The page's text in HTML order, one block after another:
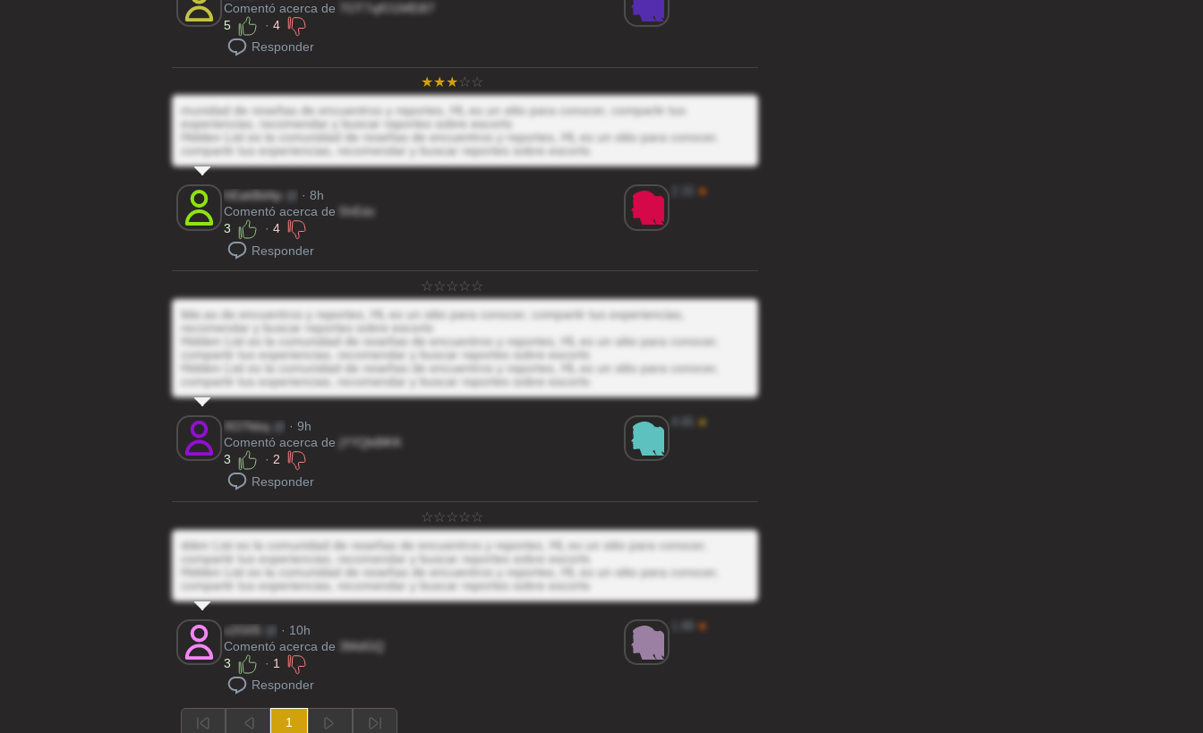
Comentó acerca de
7OT7qfO1MEi87
5
· 4
Responder
munidad de reseñas de encuentros y reportes, HL es un sitio para conocer, compartir tus
experiencias, recomendar y buscar reportes sobre escorts
Hidden List es la comunidad de reseñas de encuentros y reportes, HL es un sitio para conocer,
compartir tus experiencias, recomendar y buscar reportes sobre escorts
hEakBd4p
· 8h
Comentó acerca de
5hEdz
3
· 4
Responder
★
ilde;as de encuentros y reportes, HL es un sitio para conocer, compartir tus experiencias,
recomendar y buscar reportes sobre escorts
Hidden List es la comunidad de reseñas de encuentros y reportes, HL es un sitio para conocer,
compartir tus experiencias, recomendar y buscar reportes sobre escorts
Hidden List es la comunidad de reseñas de encuentros y reportes, HL es un sitio para conocer,
compartir tus experiencias, recomendar y buscar reportes sobre escorts
XO7kbq
· 9h
Comentó acerca de
jYYQbBlKK
3
· 2
Responder
★
dden List es la comunidad de reseñas de encuentros y reportes, HL es un sitio para conocer,
compartir tus experiencias, recomendar y buscar reportes sobre escorts
Hidden List es la comunidad de reseñas de encuentros y reportes, HL es un sitio para conocer,
compartir tus experiencias, recomendar y buscar reportes sobre escorts
v2G05
· 10h
Comentó acerca de
3MdGQ
3
· 1
Responder
★
1